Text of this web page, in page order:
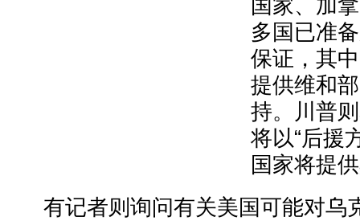
国家、加
多国已准
保证，其
提供维和
持。川普
将以“后援
国家将提
有记者则询问有关美国可能对乌